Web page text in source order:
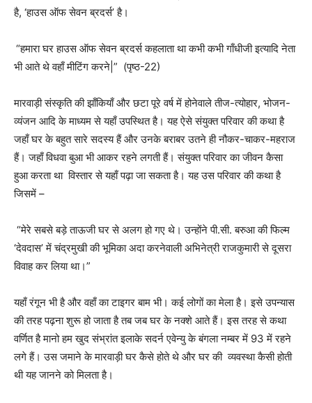
है, ‘हाउस ऑफ सेवन ब्रदर्स’ है।
“हमारा घर हाउस ऑफ सेवन ब्रदर्स कहलाता था कभी कभी गाँधीजी इत्यादि नेता
भी आते थे वहाँ मीटिंग करने|” (पृष्ठ-22)
मारवाड़ी संस्कृति की झाँकियाँ और छटा पूरे वर्ष में होनेवाले तीज-त्योहार, भोजन-
व्यंजन आदि के माध्यम से यहाँ उपस्थित है। यह ऐसे संयुक्त परिवार की कथा है
जहाँ घर के बहुत सारे सदस्य हैं और उनके बराबर उतने ही नौकर-चाकर-महराज
हैं। जहाँ विधवा बुआ भी आकर रहने लगती हैं। संयुक्त परिवार का जीवन कैसा
हुआ करता था विस्तार से यहाँ पढ़ा जा सकता है। यह उस परिवार की कथा है
जिसमें –
“मेरे सबसे बड़े ताऊजी घर से अलग हो गए थे। उन्होंने पी.सी. बरुआ की फिल्म
‘देवदास’ में चंद्रमुखी की भूमिका अदा करनेवाली अभिनेत्री राजकुमारी से दूसरा
विवाह कर लिया था।”
यहाँ रंगून भी है और वहाँ का टाइगर बाम भी। कई लोगों का मेला है। इसे उपन्यास
की तरह पढ़ना शुरू हो जाता है तब जब घर के नक्शे आते हैं। इस तरह से कथा
वर्णित है मानो हम खुद संभ्रांत इलाके सदर्न एवेन्यु के बंगला नम्बर में 93 में रहने
लगे हैं। उस जमाने के मारवाड़ी घर कैसे होते थे और घर की व्यवस्था कैसी होती
थी यह जानने को मिलता है।